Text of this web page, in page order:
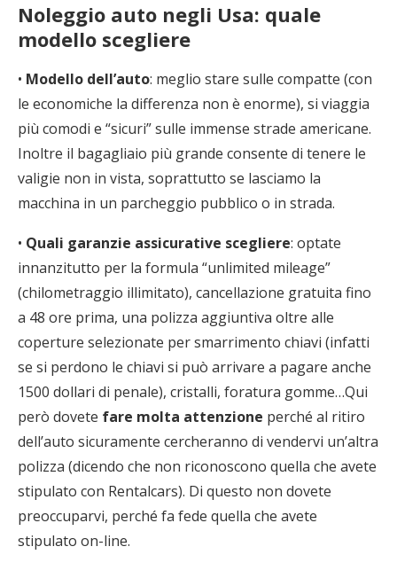
Noleggio auto negli Usa: quale
modello scegliere
• Modello dell’auto: meglio stare sulle compatte (con
le economiche la differenza non è enorme), si viaggia
più comodi e “sicuri” sulle immense strade americane.
Inoltre il bagagliaio più grande consente di tenere le
valigie non in vista, soprattutto se lasciamo la
macchina in un parcheggio pubblico o in strada.
• Quali garanzie assicurative scegliere: optate
innanzitutto per la formula “unlimited mileage”
(chilometraggio illimitato), cancellazione gratuita fino
a 48 ore prima, una polizza aggiuntiva oltre alle
coperture selezionate per smarrimento chiavi (infatti
se si perdono le chiavi si può arrivare a pagare anche
1500 dollari di penale), cristalli, foratura gomme…Qui
però dovete fare molta attenzione perché al ritiro
dell’auto sicuramente cercheranno di vendervi un’altra
polizza (dicendo che non riconoscono quella che avete
stipulato con Rentalcars). Di questo non dovete
preoccuparvi, perché fa fede quella che avete
stipulato on-line.